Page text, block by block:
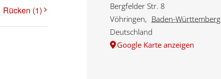
Rücken (1)
Bergfelder Str. 8
Vöhringen, Baden-Württemberg
Deutschland
Google Karte anzeigen